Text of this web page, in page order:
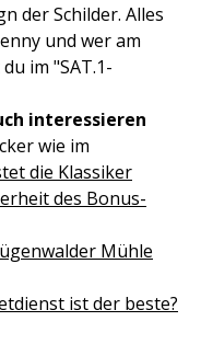
der Schilder. Alles
und wer am
im "SAT.1-
interessieren
wie im
die Klassiker
des Bonus-
Mühle
ist der beste?